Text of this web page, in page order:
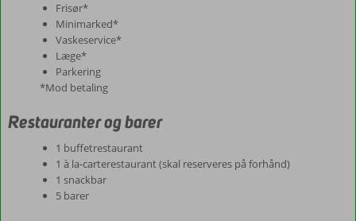
Frisør*
Minimarked*
Vaskeservice*
Læge*
Parkering
*Mod betaling
Restauranter og barer
1 buffetrestaurant
1 à la-carterestaurant (skal reserveres på forhånd)
1 snackbar
5 barer